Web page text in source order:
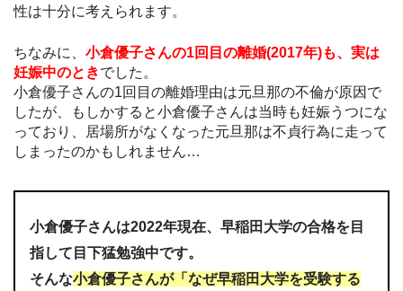
性は十分に考えられます。
ちなみに、 小倉優子さんの1回目の離婚(2017年)も、実は
妊娠中のときでした。
小倉優子さんの1回目の離婚理由は元旦那の不倫が原因で
したが、もしかすると小倉優子さんは当時も妊娠うつにな
っており、居場所がなくなった元旦那は不貞行為に走って
しまったのかもしれません…
小倉優子さんは2022年現在、早稲田大学の合格を目
指して目下猛勉強中です。
そんな小倉優子さんが「なぜ早稲田大学を受験する